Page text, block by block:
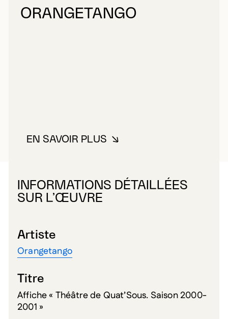
ORANGETANGO
EN SAVOIR PLUSÀ PROPOS DE ORANGETANGO
INFORMATIONS DÉTAILLÉES
SUR L’ŒUVRE
Artiste
Orangetango
Titre
Affiche « Théâtre de Quat’Sous. Saison 2000-
2001 »